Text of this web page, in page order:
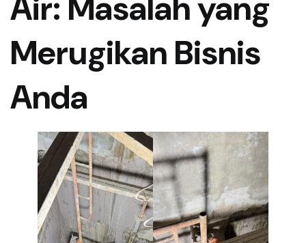
Air: Masalah yang
Merugikan Bisnis
Anda